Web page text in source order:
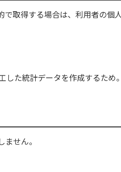
取得する場合は、利用者の個
た統計データを作成するため。
せん。